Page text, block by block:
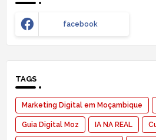
facebook
TAGS
Marketing Digital em Moçambique
Guia Digital Moz IA NA REAL